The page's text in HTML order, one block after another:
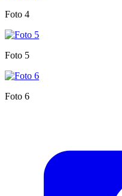
Foto 4
Foto 5
Foto 6